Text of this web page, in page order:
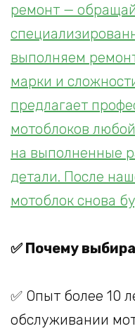
ремонт —
выполняем
марки и
предлагает
мотоблоков
на выполненные
детали. После
мотоблок снова
✅ Почему
✅ Опыт более 10
обслуживании